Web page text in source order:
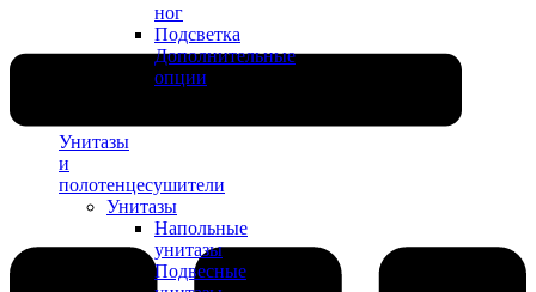
ног
Подсветка
Дополнительные
опции
Унитазы
и
полотенцесушители
Унитазы
Напольные
унитазы
Подвесные